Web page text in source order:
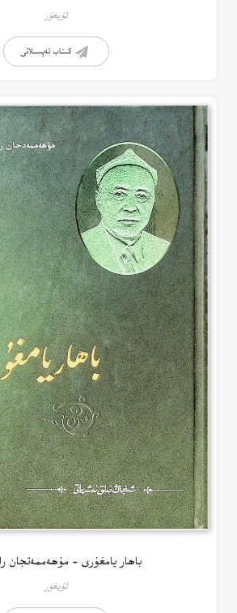
ئۇيغۇر
كىتاب تەپسىلاتى
باھار يامغۇرى – مۇھەممەتجان
ئۇيغۇر